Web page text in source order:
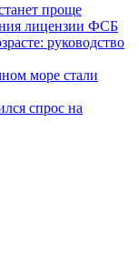
проще
лицензии ФСБ
руководство
море стали
спрос на